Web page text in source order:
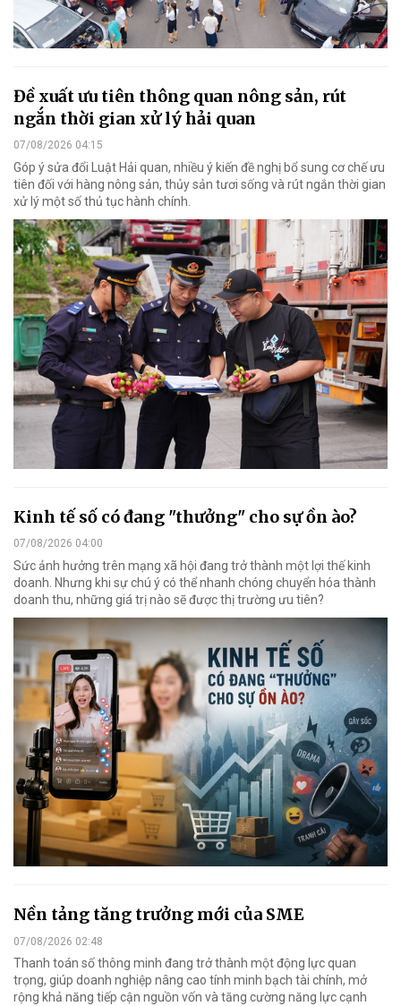
Đề xuất ưu tiên thông quan nông sản, rút
ngắn thời gian xử lý hải quan
07/08/2026 04:15
Góp ý sửa đổi Luật Hải quan, nhiều ý kiến đề nghị bổ sung cơ chế ưu
tiên đối với hàng nông sản, thủy sản tươi sống và rút ngắn thời gian
xử lý một số thủ tục hành chính.
Kinh tế số có đang "thưởng" cho sự ồn ào?
07/08/2026 04:00
Sức ảnh hưởng trên mạng xã hội đang trở thành một lợi thế kinh
doanh. Nhưng khi sự chú ý có thể nhanh chóng chuyển hóa thành
doanh thu, những giá trị nào sẽ được thị trường ưu tiên?
Nền tảng tăng trưởng mới của SME
07/08/2026 02:48
Thanh toán số thông minh đang trở thành một động lực quan
trọng, giúp doanh nghiệp nâng cao tính minh bạch tài chính, mở
rộng khả năng tiếp cận nguồn vốn và tăng cường năng lực cạnh